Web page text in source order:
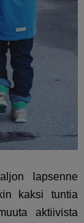
lapsenne
kaksi tuntia
aktiivista